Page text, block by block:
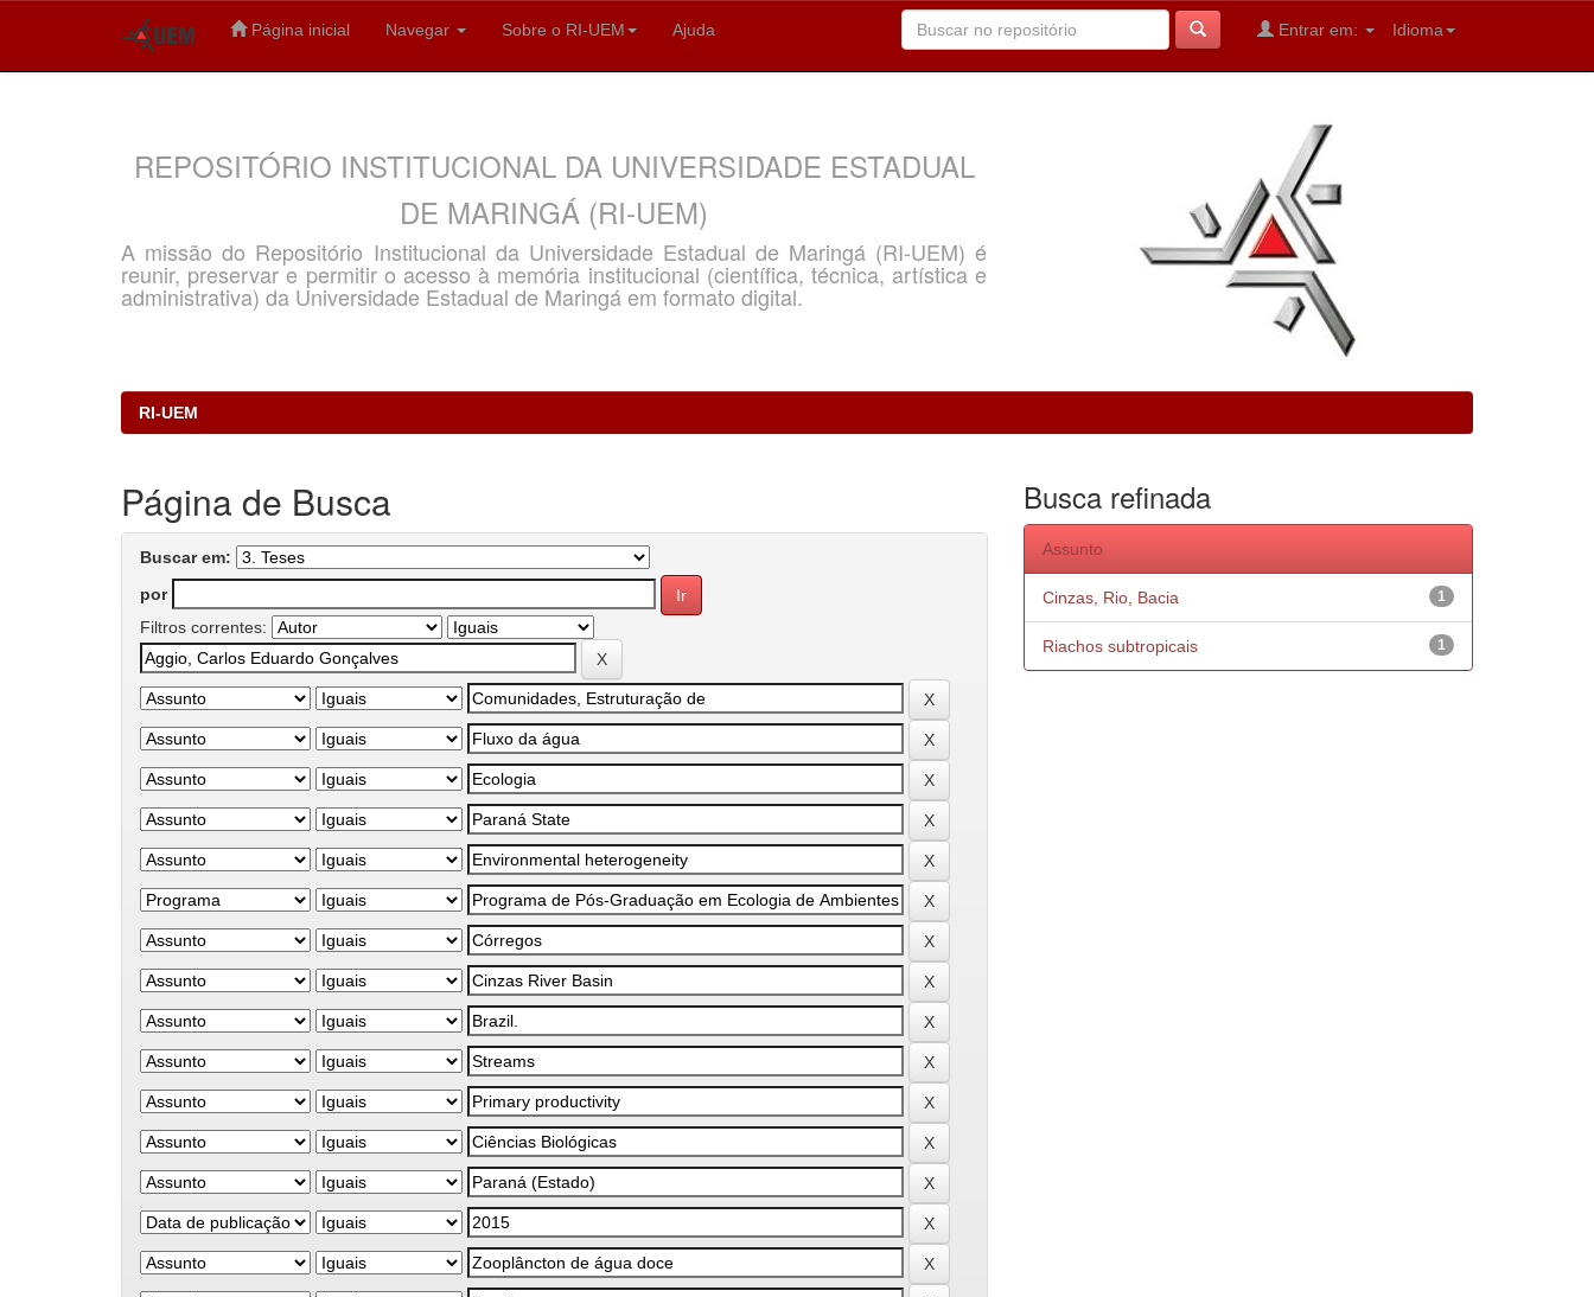
Página inicial Navegar Sobre o RI-UEM Ajuda Idioma
Entrar em:
REPOSITÓRIO INSTITUCIONAL DA UNIVERSIDADE ESTADUAL
DE MARINGÁ (RI-UEM)
A missão do Repositório Institucional da Universidade Estadual de Maringá (RI-UEM) é
reunir, preservar e permitir o acesso à memória institucional (científica, técnica, artística e
administrativa) da Universidade Estadual de Maringá em formato digital.
RI-UEM
Página de Busca
Buscar em:
por
Filtros correntes:
Busca refinada
Assunto
1
Cinzas, Rio, Bacia
1
Riachos subtropicais